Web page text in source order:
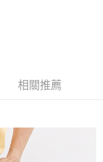
相關推薦